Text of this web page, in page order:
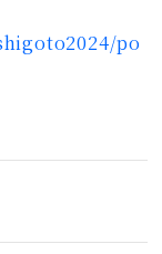
po